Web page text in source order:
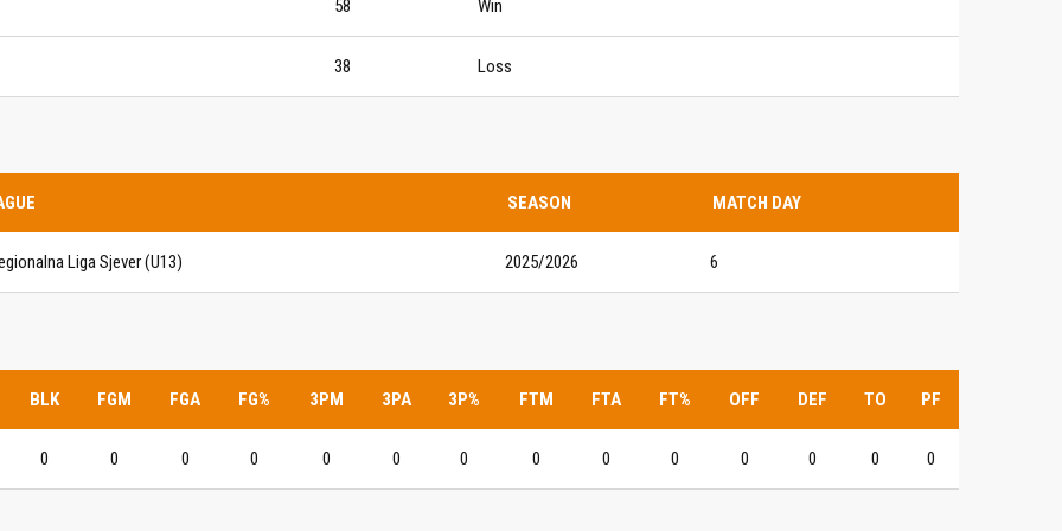
58 Win
38 Loss
SEASON MATCH DAY
Liga Sjever (U13) 2025/2026 6
BLK FGM FGA FG% 3PM 3PA 3P% FTM FTA FT% OFF DEF TO PF
0 0 0 0 0 0 0 0 0 0 0 0 0 0
trener seniorske
trenerski stožer
u revijalnoj utakmici
NCAA ekipu OBU
Pretkadeti U15